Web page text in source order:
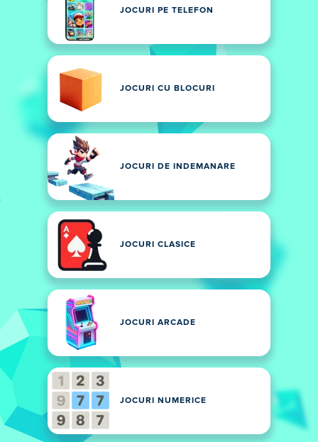
JOCURI PE TELEFON
JOCURI CU BLOCURI
JOCURI DE INDEMANARE
JOCURI CLASICE
JOCURI ARCADE
JOCURI NUMERICE